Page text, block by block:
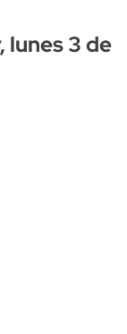
lunes 3 de